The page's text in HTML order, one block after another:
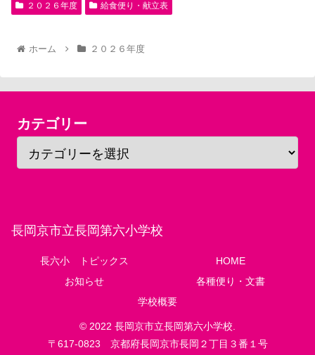
２０２６年度 給食便り・献立表
ホーム ２０２６年度
カテゴリー
長岡京市立長岡第六小学校
長六小 トピックス
HOME
お知らせ
各種便り・文書
学校概要
© 2022 長岡京市立長岡第六小学校.
〒617-0823 京都府長岡京市長岡２丁目３番１号